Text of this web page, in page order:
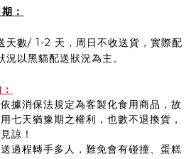
：
天數/ 1-2 天，周日不收送貨，實際配
況以黑貓配送狀況為主。
據消保法規定為客製化食用商品，故
七天猶豫期之權利，也數不退換貨，
諒！
過程轉手多人，難免會有碰撞、蛋糕